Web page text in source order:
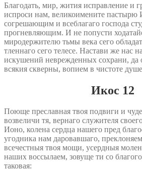
Благодать, мир, жития исправление и
испроси нам, великоимените пастырю
согрешающим и всеблагаго господа
прогневляющим. И не попусти
миродержителю тьмы века сего
тленнаго сего телесе. Настави же нас
искушений неврежденных сохрани, да
всякия скверны, вопием в чистоте
Икос 12
Поюще преславная твоя подвиги и
возвеличи тя, вернаго служителя
Ионо, колена сердца нашего пред
угодника нам даровавшаго,
всечестныя твоя мощи, усердныя
наших воссылаем, зовуще ти со
таковая: